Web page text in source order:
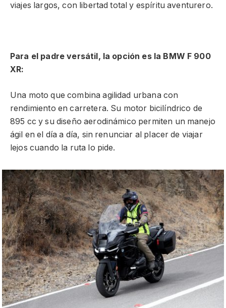
viajes largos, con libertad total y espíritu aventurero.
Para el padre versátil, la opción es la BMW F 900
XR:
Una moto que combina agilidad urbana con
rendimiento en carretera. Su motor bicilíndrico de
895 cc y su diseño aerodinámico permiten un manejo
ágil en el día a día, sin renunciar al placer de viajar
lejos cuando la ruta lo pide.